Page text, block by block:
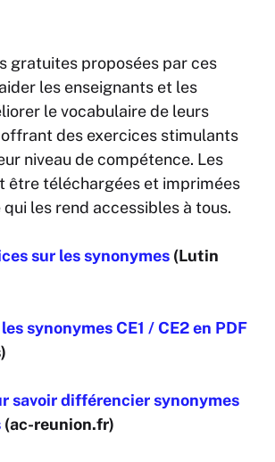
gratuites proposées par ces
les enseignants et les
le vocabulaire de leurs
des exercices stimulants
niveau de compétence. Les
être téléchargées et imprimées
les rend accessibles à tous.
sur les synonymes (Lutin
synonymes CE1 / CE2 en PDF
savoir différencier synonymes
(ac-reunion.fr)